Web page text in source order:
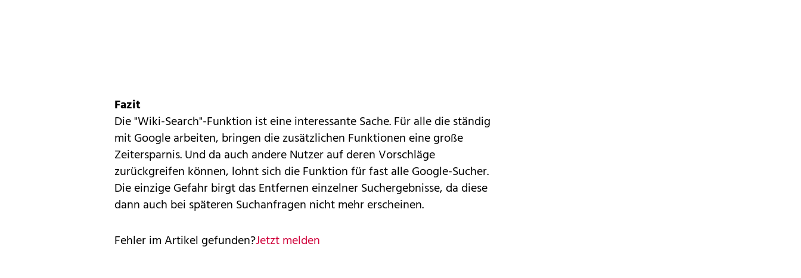
Fazit
Die "Wiki-Search"-Funktion ist eine interessante Sache. Für alle die ständig
mit Google arbeiten, bringen die zusätzlichen Funktionen eine große
Zeitersparnis. Und da auch andere Nutzer auf deren Vorschläge
zurückgreifen können, lohnt sich die Funktion für fast alle Google-Sucher.
Die einzige Gefahr birgt das Entfernen einzelner Suchergebnisse, da diese
dann auch bei späteren Suchanfragen nicht mehr erscheinen.
Fehler im Artikel gefunden?Jetzt melden